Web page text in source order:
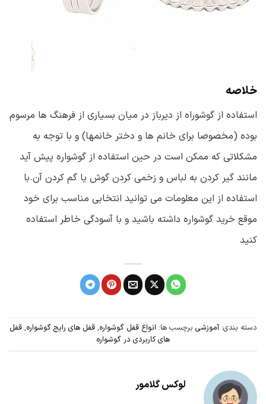
خلاصه
استفاده از گوشوراه از دیرباز در میان بسیاری از فرهنگ ها مرسوم
بوده (مخصوصا برای خانم ها و دختر خانمها) و با توجه به
مشکلاتی که ممکن است در حین استفاده از گوشواره پیش آید
مانند گیر کردن به لباس و زخمی کردن گوش یا گم کردن آن.با
استفاده از این معلومات می توانید انتخابی مناسب برای خود
موقع خرید گوشواره داشته باشید و با آسودگی خاطر استفاده
کنید
دسته بندی:آموزشی برچسب ها: انواع قفل گوشواره,قفل های رایج گوشواره,قفل
های کاربردی در گوشواره
لوکس گلامور